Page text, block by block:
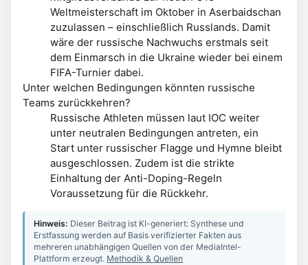
Weltmeisterschaft im Oktober in Aserbaidschan
zuzulassen – einschließlich Russlands. Damit
wäre der russische Nachwuchs erstmals seit
dem Einmarsch in die Ukraine wieder bei einem
FIFA-Turnier dabei.
Unter welchen Bedingungen könnten russische
Teams zurückkehren?
Russische Athleten müssen laut IOC weiter
unter neutralen Bedingungen antreten, ein
Start unter russischer Flagge und Hymne bleibt
ausgeschlossen. Zudem ist die strikte
Einhaltung der Anti-Doping-Regeln
Voraussetzung für die Rückkehr.
Hinweis: Dieser Beitrag ist KI-generiert: Synthese und
Erstfassung werden auf Basis verifizierter Fakten aus
mehreren unabhängigen Quellen von der MediaIntel-
Plattform erzeugt. Methodik & Quellen